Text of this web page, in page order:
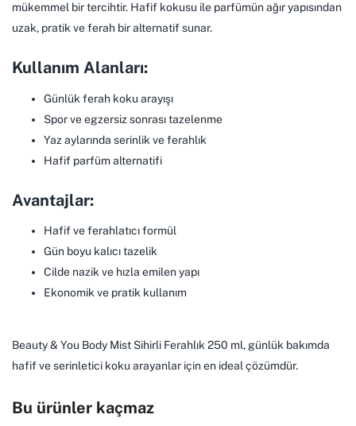
mükemmel bir tercihtir. Hafif kokusu ile parfümün ağır yapısından
uzak, pratik ve ferah bir alternatif sunar.
Kullanım Alanları:
Günlük ferah koku arayışı
Spor ve egzersiz sonrası tazelenme
Yaz aylarında serinlik ve ferahlık
Hafif parfüm alternatifi
Avantajlar:
Hafif ve ferahlatıcı formül
Gün boyu kalıcı tazelik
Cilde nazik ve hızla emilen yapı
Ekonomik ve pratik kullanım
Beauty & You Body Mist Sihirli Ferahlık 250 ml, günlük bakımda
hafif ve serinletici koku arayanlar için en ideal çözümdür.
Bu ürünler kaçmaz